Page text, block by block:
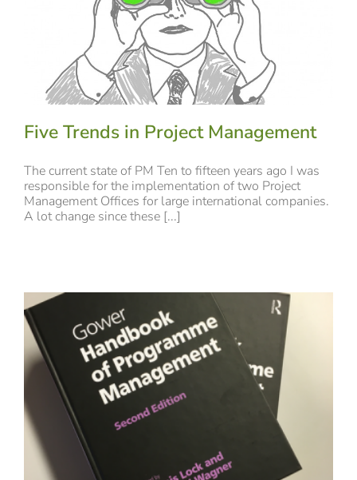
Five Trends in Project Management
The current state of PM Ten to fifteen years ago I was
responsible for the implementation of two Project
Management Offices for large international companies.
A lot change since these [...]